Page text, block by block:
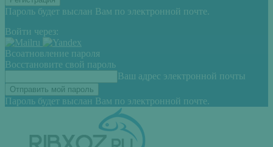
Пароль будет выслан Вам по электронной почте.
Войти через:
Всоатновление пароля
Восстановите свой пароль
Ваш адрес электронной почты
Пароль будет выслан Вам по электронной почте.